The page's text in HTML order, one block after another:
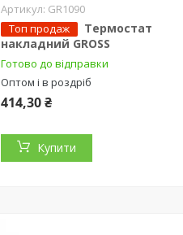
GR1090
Топ продаж
Термостат
накладний GROSS
Готово до відправки
Оптом і в роздріб
414,30 ₴
Купити